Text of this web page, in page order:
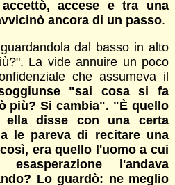
accese e tra una
ancora di un passo.
dal basso in alto
La vide annuire un poco
che assumeva il
"sai cosa si fa
più? Si cambia". "È quello
disse con una certa
le pareva di recitare una
era quello l'uomo a cui
l'andava
Lo guardò: ne meglio